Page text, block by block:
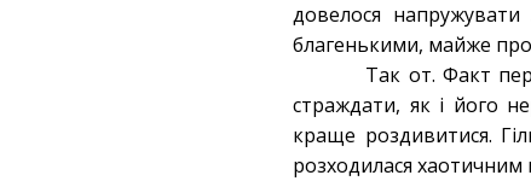
довелося
благенькими, майже
Так от. Факт
страждати, як і його
краще роздивитися.
розходилася